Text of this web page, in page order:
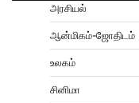
அரசியல்
ஆன்மிகம்-ஜோதிடம்
உலகம்
சினிமா